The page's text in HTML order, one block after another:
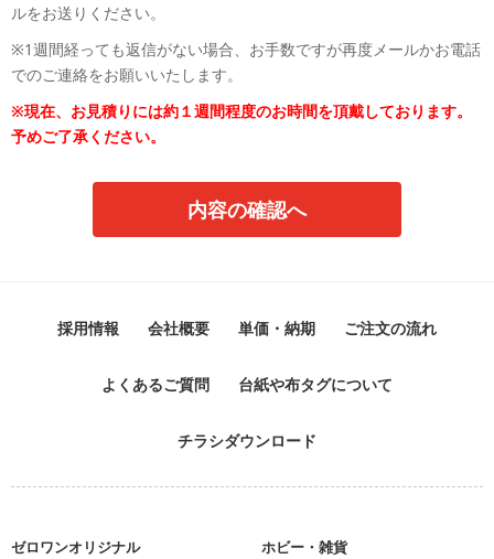
ルをお送りください。
※1週間経っても返信がない場合、お手数ですが再度メールかお電話
でのご連絡をお願いいたします。
※現在、お見積りには約１週間程度のお時間を頂戴しております。
予めご了承ください。
採用情報 会社概要 単価・納期 ご注文の流れ
よくあるご質問 台紙や布タグについて
チラシダウンロード
ゼロワンオリジナル ホビー・雑貨